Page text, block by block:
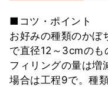
■コツ・ポイント
お好みの種類のかぼ
で直径12～3cmのも
フィリングの量は増
場合は工程9で。種